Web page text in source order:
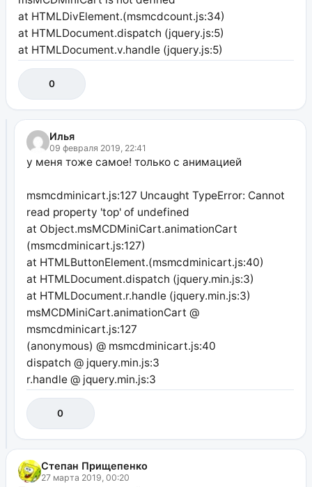
at HTMLDivElement.(msmcdcount.js:34)
at HTMLDocument.dispatch (jquery.js:5)
at HTMLDocument.v.handle (jquery.js:5)
0
Илья
09 февраля 2019, 22:41
у меня тоже самое! только с анимацией
msmcdminicart.js:127 Uncaught TypeError: Cannot
read property 'top' of undefined
at Object.msMCDMiniCart.animationCart
(msmcdminicart.js:127)
at HTMLButtonElement.(msmcdminicart.js:40)
at HTMLDocument.dispatch (jquery.min.js:3)
at HTMLDocument.r.handle (jquery.min.js:3)
msMCDMiniCart.animationCart @
msmcdminicart.js:127
(anonymous) @ msmcdminicart.js:40
dispatch @ jquery.min.js:3
r.handle @ jquery.min.js:3
0
Степан Прищепенко
27 марта 2019, 00:20